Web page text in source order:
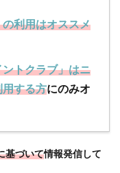
利用はオススメ
トクラブ」はニ
する方にのみオ
基づいて情報発信して